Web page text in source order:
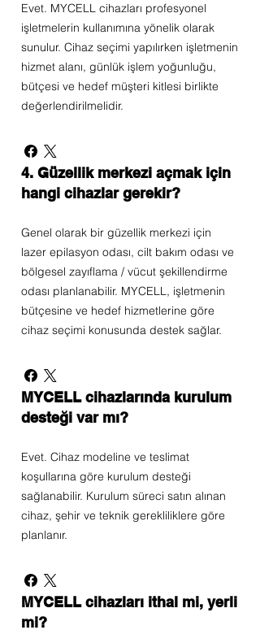
Evet. MYCELL cihazları profesyonel
işletmelerin kullanımına yönelik olarak
sunulur. Cihaz seçimi yapılırken işletmenin
hizmet alanı, günlük işlem yoğunluğu,
bütçesi ve hedef müşteri kitlesi birlikte
değerlendirilmelidir.
4. Güzellik merkezi açmak için
hangi cihazlar gerekir?
Genel olarak bir güzellik merkezi için
lazer epilasyon odası, cilt bakım odası ve
bölgesel zayıflama / vücut şekillendirme
odası planlanabilir. MYCELL, işletmenin
bütçesine ve hedef hizmetlerine göre
cihaz seçimi konusunda destek sağlar.
MYCELL cihazlarında kurulum
desteği var mı?
Evet. Cihaz modeline ve teslimat
koşullarına göre kurulum desteği
sağlanabilir. Kurulum süreci satın alınan
cihaz, şehir ve teknik gerekliliklere göre
planlanır.
MYCELL cihazları ithal mi, yerli
mi?